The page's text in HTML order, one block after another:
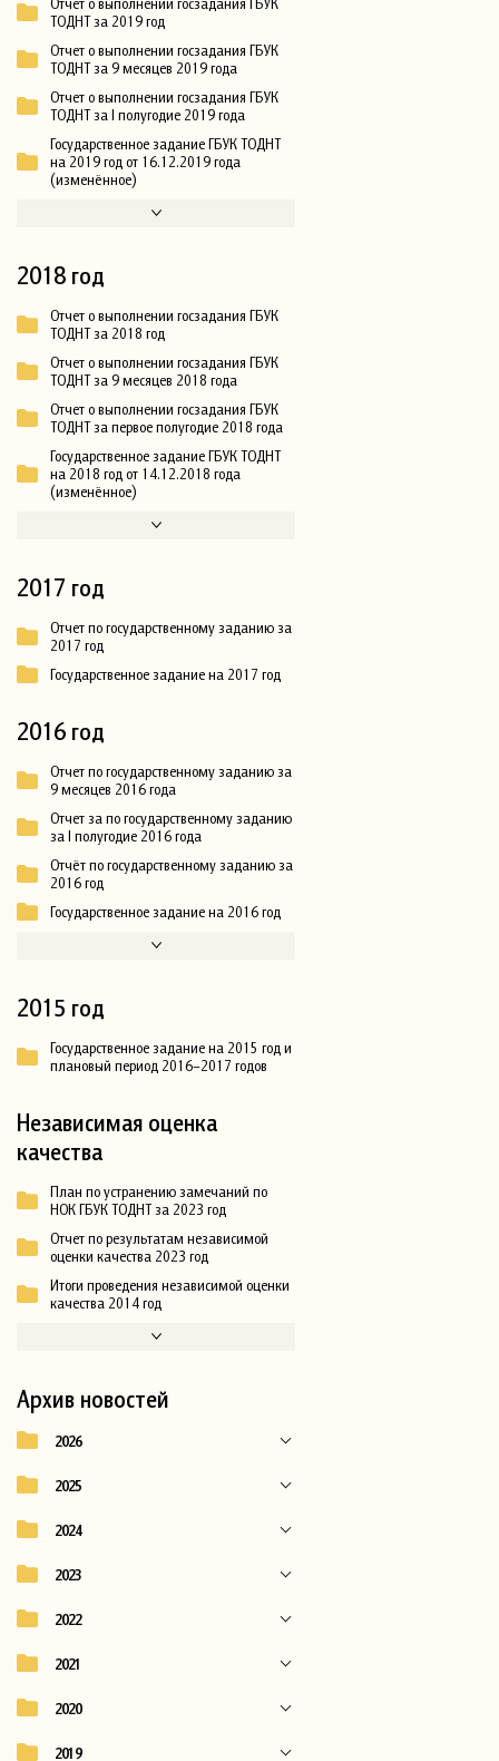
ТОДНТ за 2019 год
Отчет о выполнении госзадания ГБУК
ТОДНТ за 9 месяцев 2019 года
Отчет о выполнении госзадания ГБУК
ТОДНТ за I полугодие 2019 года
Государственное задание ГБУК ТОДНТ
на 2019 год от 16.12.2019 года
(изменённое)
2018 год
Отчет о выполнении госзадания ГБУК
ТОДНТ за 2018 год
Отчет о выполнении госзадания ГБУК
ТОДНТ за 9 месяцев 2018 года
Отчет о выполнении госзадания ГБУК
ТОДНТ за первое полугодие 2018 года
Государственное задание ГБУК ТОДНТ
на 2018 год от 14.12.2018 года
(изменённое)
2017 год
Отчет по государственному заданию за
2017 год
Государственное задание на 2017 год
2016 год
Отчет по государственному заданию за
9 месяцев 2016 года
Отчет за по государственному заданию
за I полугодие 2016 года
Отчёт по государственному заданию за
2016 год
Государственное задание на 2016 год
2015 год
Государственное задание на 2015 год и
плановый период 2016–2017 годов
Независимая оценка
качества
План по устранению замечаний по
НОК ГБУК ТОДНТ за 2023 год
Отчет по результатам независимой
оценки качества 2023 год
Итоги проведения независимой оценки
качества 2014 год
Архив новостей
2026
2025
2024
2023
2022
2021
2020
2019